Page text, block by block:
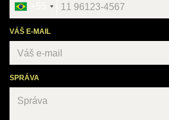
VÁŠ E-MAIL
SPRÁVA